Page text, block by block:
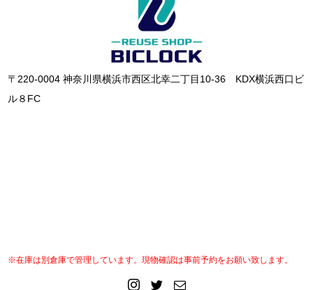
〒220-0004 神奈川県横浜市西区北幸二丁目10-36 KDX横浜西口ビ
ル８FC
※在庫は別倉庫で管理しています。現物確認は事前予約をお願い致します。